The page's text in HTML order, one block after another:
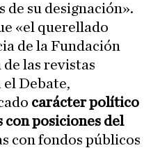
su designación».
«el querellado
de la Fundación
las revistas
el Debate,
carácter político
con posiciones del
con fondos públicos